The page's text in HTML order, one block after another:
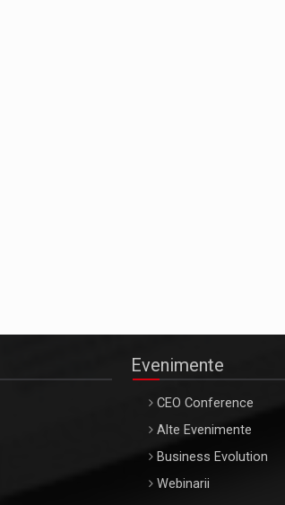
Evenimente
CEO Conference
Alte Evenimente
Business Evolution
Webinarii